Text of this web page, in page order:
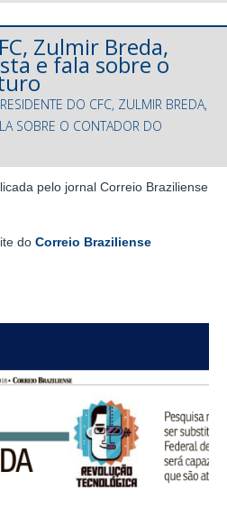
Zulmir Breda,
e fala sobre o
DO CFC, ZULMIR BREDA,
SOBRE O CONTADOR DO
pelo jornal Correio Braziliense
do Correio Braziliense